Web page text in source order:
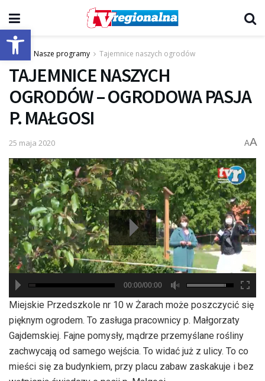
Otwórz pasek narzędzi
Start Nasze programy Tajemnice naszych ogrodów
TAJEMNICE NASZYCH
OGRODÓW – OGRODOWA PASJA
P. MAŁGOSI
25 maja 2020 AA
00:00/00:00
Miejskie Przedszkole nr 10 w Żarach może poszczycić się
pięknym ogrodem. To zasługa pracownicy p. Małgorzaty
Gajdemskiej. Fajne pomysły, mądrze przemyślane rośliny
zachwycają od samego wejścia. To widać już z ulicy. To co
mieści się za budynkiem, przy placu zabaw zaskakuje i bez